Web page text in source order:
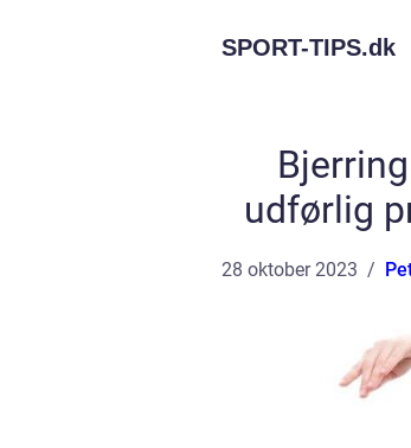
SPORT-TIPS.dk
udførlig
28 oktober 2023